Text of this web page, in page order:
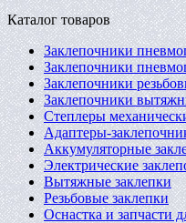
Каталог товаров
Заклепочники
Заклепочники
Заклепочники
Заклепочники
Степлеры
Адаптеры-
Аккумуляторные
Электрические
Вытяжные заклепки
Резьбовые заклепки
Оснастка и запчасти